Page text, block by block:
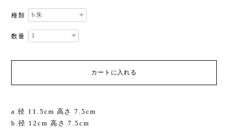
種類
数量
カートに入れる
a.径 11.5cm 高さ 7.5cm
b.径 12cm 高さ 7.5cm